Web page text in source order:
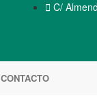
 C/
CONTACTO